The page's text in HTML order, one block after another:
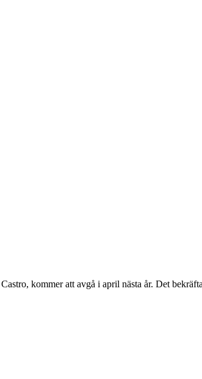
kommer att avgå i april nästa år. Det